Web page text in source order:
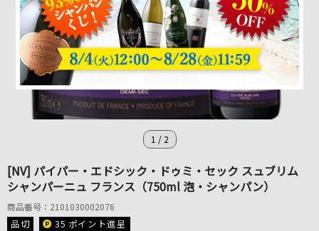
1 / 2
[NV] パイパー・エドシック・ドゥミ・セック スュブリム
シャンパーニュ フランス（750ml 泡・シャンパン）
商品番号：2101030002076
品切 35 ポイント進呈